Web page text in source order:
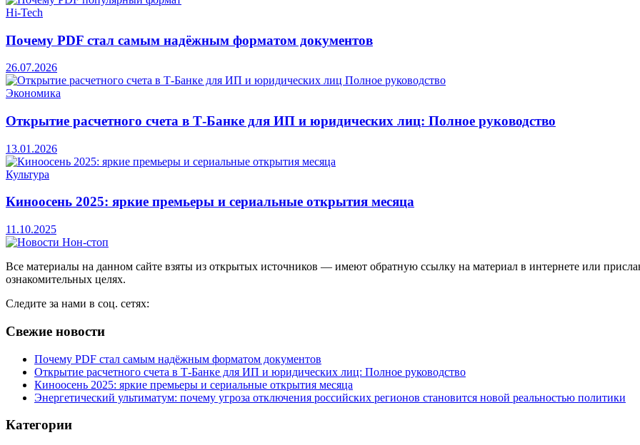
Hi-Tech
Почему PDF стал самым надёжным форматом документов
26.07.2026
Экономика
Открытие расчетного счета в Т-Банке для ИП и юридических лиц: Полное руководство
13.01.2026
Культура
Киноосень 2025: яркие премьеры и сериальные открытия месяца
11.10.2025
Все материалы на данном сайте взяты из открытых источников — имеют обратную ссылку на материал в интернете или
ознакомительных целях.
Следите за нами в соц. сетях:
Свежие новости
Почему PDF стал самым надёжным форматом документов
Открытие расчетного счета в Т-Банке для ИП и юридических лиц: Полное руководство
Киноосень 2025: яркие премьеры и сериальные открытия месяца
Энергетический ультиматум: почему угроза отключения российских регионов становится новой реальностью политики
Категории